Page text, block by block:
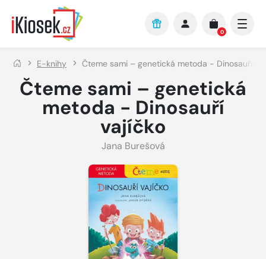
Přejít na hlavní obsah
0
E-knihy Čteme sami – genetická metoda - Dinosauří
Čteme sami – genetická
metoda - Dinosauří
vajíčko
Jana Burešová